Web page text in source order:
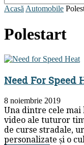
Acasă Automobile
Polestart
Need For Speed
8 noiembrie 2019
Una dintre cele
video ale tuturor
de curse stradale,
personalizate și o